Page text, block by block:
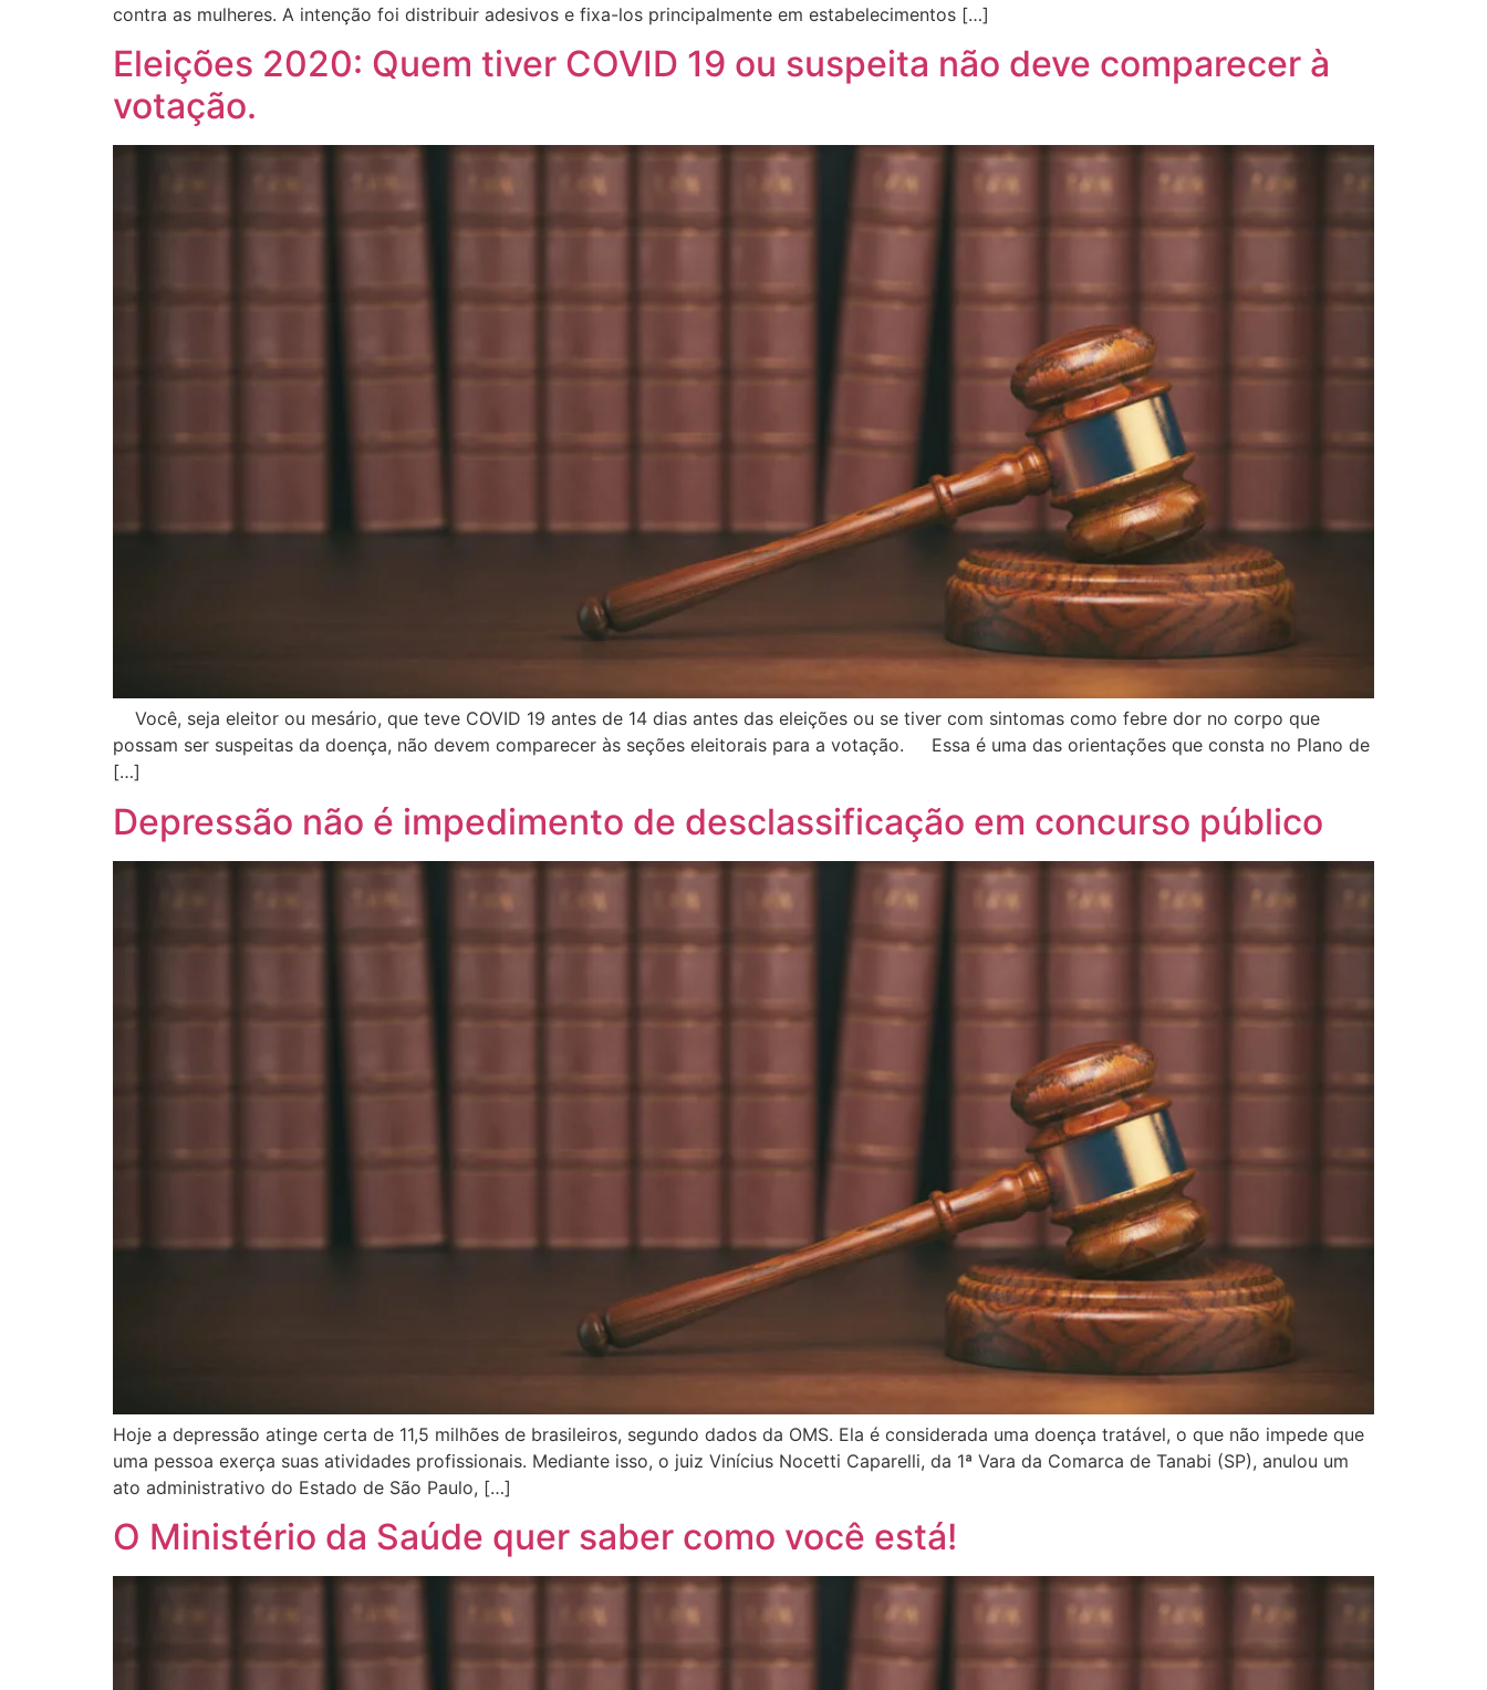
contra as mulheres. A intenção foi distribuir adesivos e fixa-los principalmente em estabelecimentos […]
Eleições 2020: Quem tiver COVID 19 ou suspeita não deve comparecer à
votação.
Você, seja eleitor ou mesário, que teve COVID 19 antes de 14 dias antes das eleições ou se tiver com sintomas como febre dor no corpo que
possam ser suspeitas da doença, não devem comparecer às seções eleitorais para a votação. Essa é uma das orientações que consta no Plano de
[…]
Depressão não é impedimento de desclassificação em concurso público
Hoje a depressão atinge certa de 11,5 milhões de brasileiros, segundo dados da OMS. Ela é considerada uma doença tratável, o que não impede que
uma pessoa exerça suas atividades profissionais. Mediante isso, o juiz Vinícius Nocetti Caparelli, da 1ª Vara da Comarca de Tanabi (SP), anulou um
ato administrativo do Estado de São Paulo, […]
O Ministério da Saúde quer saber como você está!